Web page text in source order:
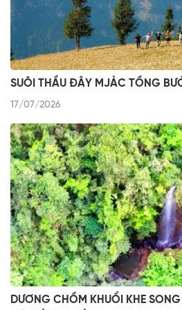
SUÔI THẦU ĐÂY MJẢC TỒNG
17/07/2026
DƯƠNG CHỒM KHUỔI KHE